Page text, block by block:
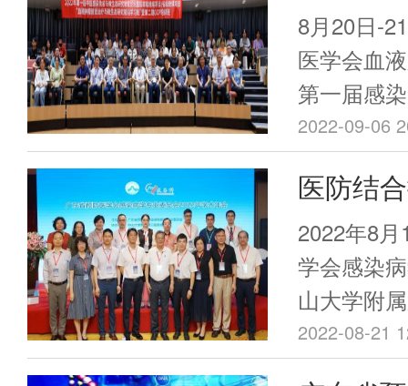
液肿瘤
一届感
转化论
8月20日-
医学会血
第一届感
论坛在深
下”方式同
东省预防
委员会、
生态专委
微生态专
性疾病临
第三人民
2022-09-06
医防结
携发展
会感染
2022年
2022年8
学会感染
山大学附
广东省预
员会（以
2022-08-21